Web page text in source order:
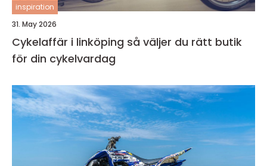
inspiration
31. May 2026
Cykelaffär i linköping så väljer du rätt butik
för din cykelvardag